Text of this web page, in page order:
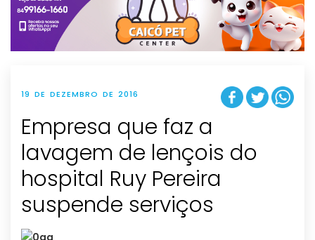
t
i
o
n
19 DE DEZEMBRO DE 2016
Empresa que faz a
lavagem de lençois do
hospital Ruy Pereira
suspende serviços